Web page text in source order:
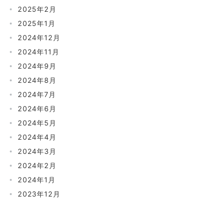
2025年2月
2025年1月
2024年12月
2024年11月
2024年9月
2024年8月
2024年7月
2024年6月
2024年5月
2024年4月
2024年3月
2024年2月
2024年1月
2023年12月